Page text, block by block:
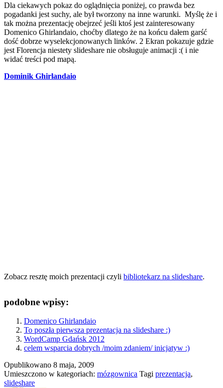
Dla ciekawych pokaz do oglądnięcia poniżej, co prawda bez
pogadanki jest suchy, ale był tworzony na inne warunki. Myślę że i
tak można prezentację obejrzeć jeśli ktoś jest zainteresowany
Domenico Ghirlandaio, choćby dlatego że na końcu dałem garść
dość dobrze wyselekcjonowanych linków. 2 Ekran pokazuje gdzie
jest Florencja niestety slideshare nie obsługuje animacji :( i nie
widać treści pod mapą.
Dominik Ghirlandaio
Zobacz resztę moich prezentacji czyli bibliotekarz na slideshare.
podobne wpisy:
Domenico Ghirlandaio
To poszła pierwsza prezentacja na slideshare :)
WordCamp Gdańsk 2012
celem wsparcia dobrych /moim zdaniem/ inicjatyw :)
Opublikowano 8 maja, 2009
Umieszczono w kategoriach: mózgownica Tagi prezentacja,
slideshare